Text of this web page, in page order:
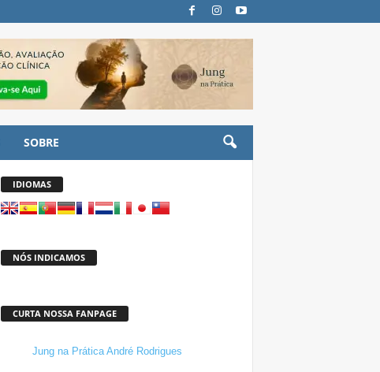
SOBRE
IDIOMAS
NÓS INDICAMOS
CURTA NOSSA FANPAGE
Jung na Prática André Rodrigues